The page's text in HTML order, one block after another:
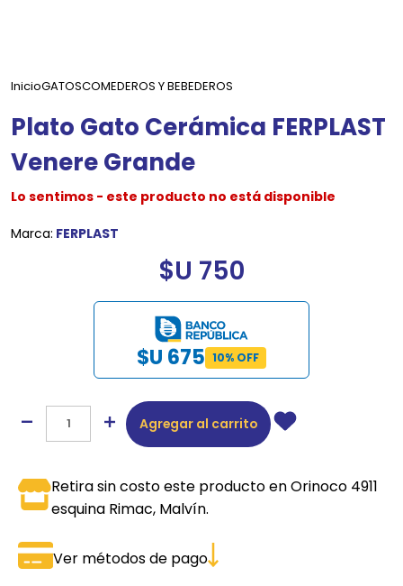
InicioGATOSCOMEDEROS Y BEBEDEROS
Plato Gato Cerámica FERPLAST
Venere Grande
Lo sentimos - este producto no está disponible
Marca: FERPLAST
$U 750
$U 675 10% OFF
Agregar al carrito
Retira sin costo este producto en Orinoco 4911
esquina Rimac, Malvín.
Ver métodos de pago